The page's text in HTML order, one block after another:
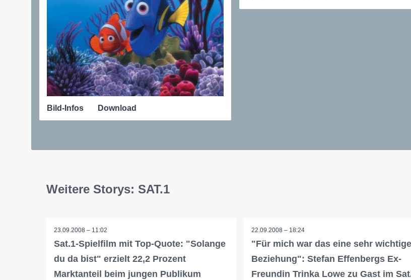
Bild-Infos Download
Weitere Storys: SAT.1
23.09.2008 – 11:02
Sat.1-Spielfilm mit Top-Quote: "Solange
du da bist" erzielt 22,2 Prozent
Marktanteil beim jungen Publikum
22.09.2008 – 18:24
"Für mich war das eine sehr wichtige
Beziehung": Stefan Effenbergs Ex-
Freundin Trinka Lowe zu Gast im